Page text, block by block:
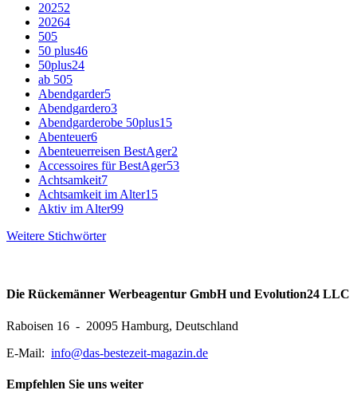
20252
20264
505
50 plus46
50plus24
ab 505
Abendgarder5
Abendgardero3
Abendgarderobe 50plus15
Abenteuer6
Abenteuerreisen BestAger2
Accessoires für BestAger53
Achtsamkeit7
Achtsamkeit im Alter15
Aktiv im Alter99
Weitere Stichwörter
Die Rückemänner Werbeagentur GmbH und Evolution24 LLC
Raboisen 16 - 20095 Hamburg, Deutschland
E-Mail: info@das-bestezeit-magazin.de
Empfehlen Sie uns weiter